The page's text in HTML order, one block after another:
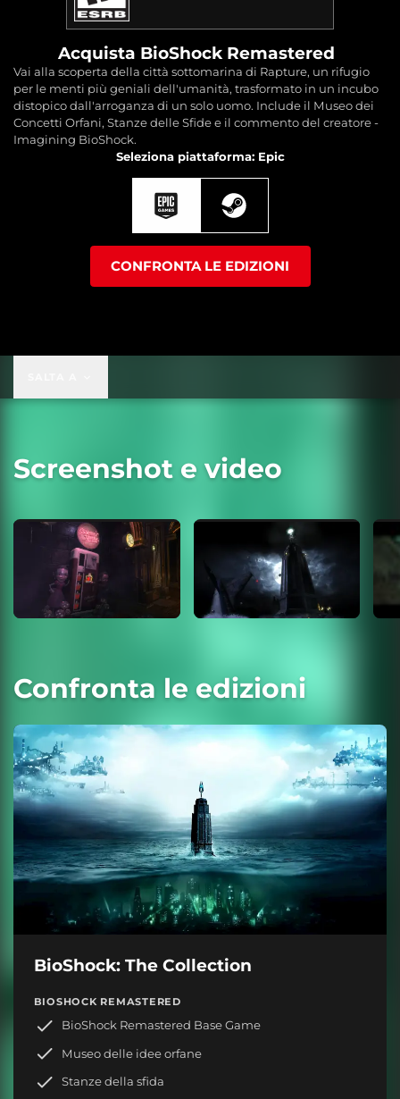
Acquista BioShock Remastered
Vai alla scoperta della città sottomarina di Rapture, un rifugio
per le menti più geniali dell'umanità, trasformato in un incubo
distopico dall'arroganza di un solo uomo. Include il Museo dei
Concetti Orfani, Stanze delle Sfide e il commento del creatore -
Imagining BioShock.
Seleziona piattaforma: Epic
CONFRONTA LE EDIZIONI
Screenshot e video
Confronta le edizioni
BioShock: The Collection
BIOSHOCK REMASTERED
BioShock Remastered Base Game
Museo delle idee orfane
Stanze della sfida